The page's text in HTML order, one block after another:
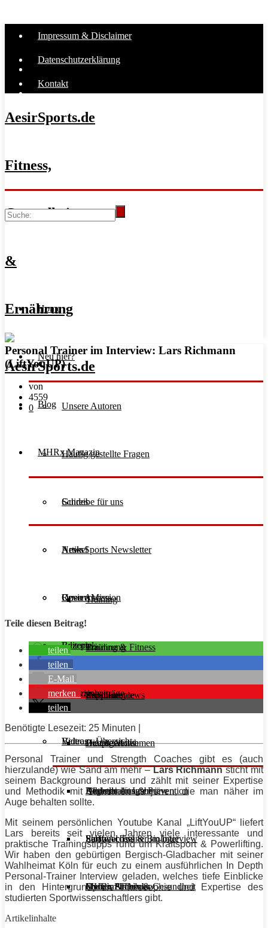
Impressum & Disclaimer
Datenschutzerklärung
Kontakt
AesirSports.de
Fitness,
Gesundheit
&
Ernährung
Home
Unsere Autoren
Häufig gestellte Fragen
Schreibe für uns
Aesir Sports Newsletter
Unsere Mission
Neu hier?
Blog
Guides
Training
Ernährung
Supplemente
Artikel
Training & Fitness
Ernährung
Diät & Abnehmen
Regeneration & Prävention
Stoffwechsel & Biologie
Frauen Fitness & Gesundheit
Reviews
Produktreviews
Buchreviews
Rezepte
Hauptgerichte
Desserts
Salate
Shakes & Drinks
Interviews
Athleten im Interview
Personal Trainer im Interview
Gym im Interview
Videos
MHRx Magazin
News
Open Access
Editorials
Magazinbeiträge
Aktuelle Ausgabe
Early Access
MHRx Archiv
Beitrags-Übersicht
Personal Trainer im Interview: Lars Richmann
(LiftYouUP)
von
4559
0
Teile diesen Beitrag!
teilen
teilen
E-Mail
merken
teilen
Benötigte Lesezeit: 25 Minuten |
Personal Trainer und Strength Coaches gibt es (auch
hierzulande) wie Sand am mehr –Lars Richmannsticht mit
seinem Background heraus und zählt mit seiner Expertise
und Methodik mit Sicherheit zu jenen, die man näher im
Auge behalten sollte.
Mit seinem persönlichen Youtube Kanal „LiftYouUP“ liefert
Lars bereits seit vielen Jahren viele interessante und
praktische Trainingstipps rund umKraftsport& Powerlifting.
Wir haben den gebürtigen Bergisch-Gladbacher mit seiner
Wahlheimat Köln für euch zu einem ausführlichen In Depth
Personal-Trainer Interview geladen, welches tiefe Einblicke
in den Hintergrund, diePhilosophieund Expertise des
studierten Sportwissenschaftlers gibt.
Artikelinhalte